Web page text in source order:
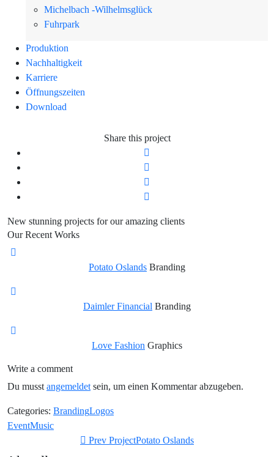
Michelbach -Wilhelmsglück
Fuhrpark
Produktion
Nachhaltigkeit
Karriere
Öffnungszeiten
Download
Share this project
New stunning projects for our amazing clients
Our Recent Works
Potato Oslands Branding
Daimler Financial Branding
Love Fashion Graphics
Write a comment
Du musst angemeldet sein, um einen Kommentar abzugeben.
Categories: BrandingLogos
EventMusic
Prev ProjectPotato Oslands